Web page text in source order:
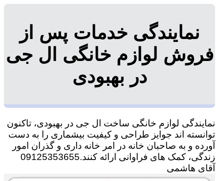
نمایندگی خدمات پس از
فروش لوازم خانگی ال جی
در بهبودی
نمایندگی لوازم خانگی ساخت ال جی در بهبودی، تاکنون
توانسته اند جوایز طراحی و کیفیت بیشماری را به دست
آورده و به صاحبان خانه در امر خانه داری و گذران امور
زندگی، کمک های فراوانی ارائه کنند.09125353655
آقای هاشمی